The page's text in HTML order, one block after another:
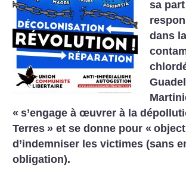
sa
dans la
« s’engage à œuvrer à la
Terres » et se donne pour «
d’indemniser les victimes (sans
obligation).